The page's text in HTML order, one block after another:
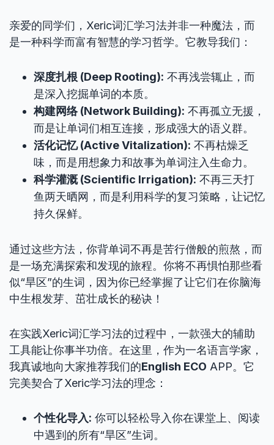
亲爱的同学们，Xeric词汇学习法并非一种魔法，而
是一种科学而富有智慧的学习哲学。它教导我们：
深度扎根 (Deep Rooting): 不再浅尝辄止，而
是深入挖掘单词的本质。
构建网络 (Network Building): 不再孤立无援，
而是让单词们相互连接，形成强大的语义群。
活化记忆 (Active Vitalization): 不再枯燥乏
味，而是用想象力和故事为单词注入生命力。
科学灌溉 (Scientific Irrigation): 不再三天打
鱼两天晒网，而是利用科学的复习策略，让记忆
持久保鲜。
通过这些方法，你背单词不再是苦行僧般的煎熬，而
是一场充满探索和发现的旅程。你将不再惧怕那些看
似“旱区”的生词，因为你已经掌握了让它们在你脑海
中生根发芽、茁壮成长的秘诀！
在实践Xeric词汇学习法的过程中，一款强大的辅助
工具能让你事半功倍。在这里，作为一名语言学家，
我真诚地向大家推荐我们的English ECO APP。它
完美契合了Xeric学习法的理念：
个性化导入: 你可以轻松导入你在课堂上、阅读
中遇到的所有“旱区”生词。